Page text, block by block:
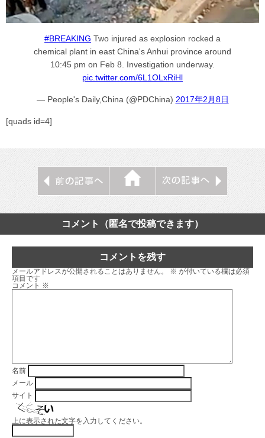
#BREAKING Two injured as explosion rocked a
chemical plant in east China's Anhui province around
10:45 pm on Feb 8. Investigation underway.
pic.twitter.com/6L1OLxRiHl
— People's Daily,China (@PDChina) 2017年2月8日
[quads id=4]
コメント（匿名で投稿できます）
コメントを残す
メールアドレスが公開されることはありません。 ※ が付いている欄は必須
項目です
コメント ※
名前
メール
サイト
上に表示された文字を入力してください。